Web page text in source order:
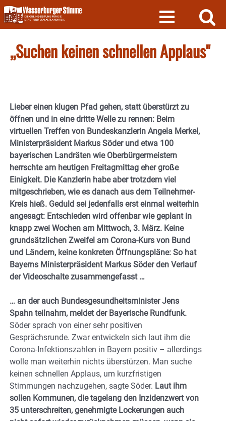
Skip
to
content
„Suchen keinen schnellen Applaus"
Lieber einen klugen Pfad gehen, statt überstürzt zu
öffnen und in eine dritte Welle zu rennen: Beim
virtuellen Treffen von Bundeskanzlerin Angela Merkel,
Ministerpräsident Markus Söder und etwa 100
bayerischen Landräten wie Oberbürgermeistern
herrschte am heutigen Freitagmittag eher große
Einigkeit. Die Kanzlerin habe aber trotzdem viel
mitgeschrieben, wie es danach aus dem Teilnehmer-
Kreis hieß. Geduld sei jedenfalls erst einmal weiterhin
angesagt: Entschieden wird offenbar wie geplant in
knapp zwei Wochen am Mittwoch, 3. März. Keine
grundsätzlichen Zweifel am Corona-Kurs von Bund
und Ländern, keine konkreten Öffnungspläne: So hat
Bayerns Ministerpräsident Markus Söder den Verlauf
der Videoschalte zusammengefasst …
… an der auch Bundesgesundheitsminister Jens
Spahn teilnahm, meldet der Bayerische Rundfunk.
Söder sprach von einer sehr positiven
Gesprächsrunde. Zwar entwickeln sich laut ihm die
Corona-Infektionszahlen in Bayern positiv – allerdings
wolle man weiterhin nichts überstürzen. Man suche
keinen schnellen Applaus, um kurzfristigen
Stimmungen nachzugehen, sagte Söder. Laut ihm
sollen Kommunen, die tagelang den Inzidenzwert von
35 unterschreiten, genehmigte Lockerungen auch